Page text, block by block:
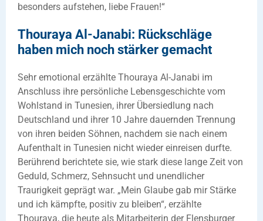
besonders aufstehen, liebe Frauen!“
Thouraya Al-Janabi: Rückschläge
haben mich noch stärker gemacht
Sehr emotional erzählte Thouraya Al-Janabi im
Anschluss ihre persönliche Lebensgeschichte vom
Wohlstand in Tunesien, ihrer Übersiedlung nach
Deutschland und ihrer 10 Jahre dauernden Trennung
von ihren beiden Söhnen, nachdem sie nach einem
Aufenthalt in Tunesien nicht wieder einreisen durfte.
Berührend berichtete sie, wie stark diese lange Zeit von
Geduld, Schmerz, Sehnsucht und unendlicher
Traurigkeit geprägt war. „Mein Glaube gab mir Stärke
und ich kämpfte, positiv zu bleiben“, erzählte
Thouraya, die heute als Mitarbeiterin der Flensburger